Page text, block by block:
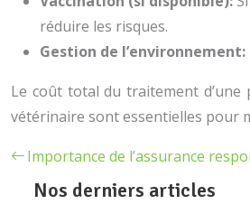
réduire les risques.
Gestion de l’environnement:
Le coût total du traitement
vétérinaire sont essentielles pour
Importance de l’assurance
Nos derniers articles